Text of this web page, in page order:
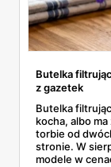
Butelka
z gazetek
Butelka
kocha, albo
torbie od
stronie. W
modele w